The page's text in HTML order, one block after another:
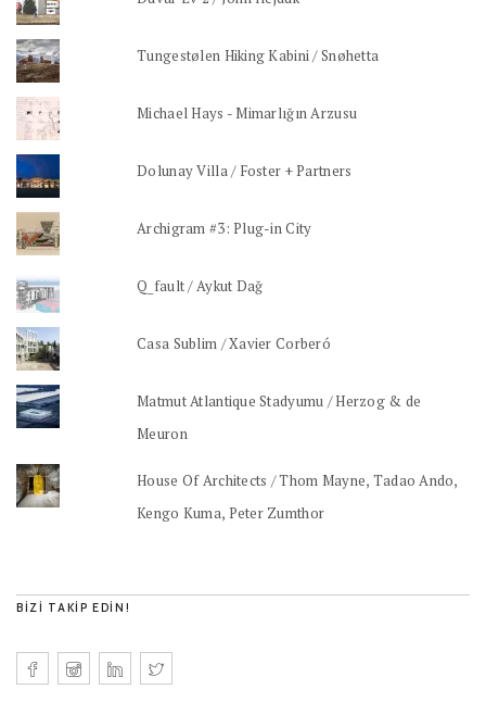
Tungestølen Hiking Kabini / Snøhetta
Michael Hays - Mimarlığın Arzusu
Dolunay Villa / Foster + Partners
Archigram #3: Plug-in City
Q_fault / Aykut Dağ
Casa Sublim / Xavier Corberó
Matmut Atlantique Stadyumu / Herzog & de
Meuron
House Of Architects / Thom Mayne, Tadao Ando,
Kengo Kuma, Peter Zumthor
BIZI TAKIP EDIN!